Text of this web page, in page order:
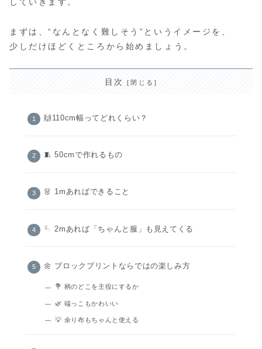
していきます。
まずは、“なんとなく難しそう”というイメージを、
少しだけほどくところから始めましょう。
目次
🙌110cm幅ってどれくらい？
🧵 50cmで作れるもの
👗 1mあればできること
🪡 2mあれば「ちゃんと服」も見えてくる
🌼 ブロックプリントならではの楽しみ方
💐 柄のどこを主役にするか
🌿 端っこもかわいい
💡 余り布もちゃんと使える